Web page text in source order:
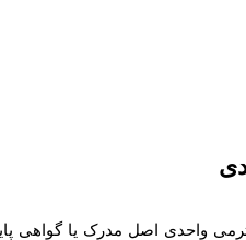
اصل مدرک یا گواهی پایان